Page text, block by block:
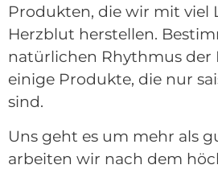
Produkten, die wir mit viel
Herzblut herstellen.
natürlichen Rhythmus der
einige Produkte, die nur
sind.
Uns geht es um mehr als
arbeiten wir nach dem